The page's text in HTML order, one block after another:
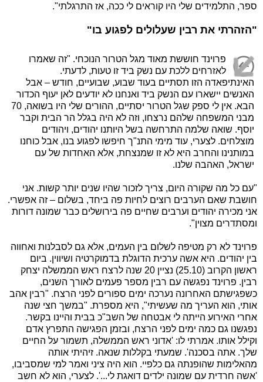
ספר, התלמידים שלי היו קוראים לי ככה, אז התרגלתי".
"הזהרתי את רבין שעלולים לפגוע בו"
פרוינד חוששת מאוד מגל הטרור הנוכחי. "זה שאמרו
לאזרחים ללכת עם נשק ביד זו טעות, לדעתי.
האינתיפאדה הזו תסתיים בעוד שבוע, שבועיים, חודש – אבל
האנשים יישארו עם הנשק ביד ואנחנו לא יודעים לאן יעוף הכדור
הבא. אין לי ספק שגל הטרור יסתיים, ההורים שלי היו בשואה, 70
מבני המשפחה שלהם נרצחו, וזה לא היה בגלל הר הבית וקבר
יוסף. שואה שלמה התרחשה בשל היותנו יהודים, ויהודים
מוצלחים. לצערי, עוד מימי התנ"ך חיפשו לפגוע בנו, אבל כוחנו
במותנינו והחרב היא לא זו שמנצחת, אלא האחדות של עם
ישראל, האהבה שלנו.
"עם כל מה שקורה היום, צריך לזכור שהיו שנים יותר קשות. אני
חושבת שאם הערבים רוצים לחיות פה ביחד, בשלום – זה אפשרי.
אני מכירה יהודים וערבים שחיים פה בירושלים כבר שמונה דורות
ומסתדרים מצוין".
פרוינד לא רק מטיפה לשלום בין העמים, אלא גם לסבלנות ואחווה
בין יהודים. היא אשה ערכית הדוגלת בדמוקרטיה ושיווין. ביום
ראשון הקרוב (25.10) נציין 20 שנה לרצח ראש הממשלה יצחק
רבין. פרוינד נפגשה עם רבין מספר פעמים לאורך השנים,
כשפגישתם האחרונה נערכה ימים ספורים לפני הרצח. "רבין אהב
אותי, הוא העריך מה שעשיתי", היא מספרת. "במשך חצי שנה
אחרי האירוע הייתה לי אבטחה של השב"כ בבית והיינו בקשר.
נפגשנו גם כמה ימים לפני הרצח, ובזמן הפגישה התפרץ אדם
וקילל אותו. אמרתי לו: 'אדוני ראש הממשלה, תשמור על החיים
שלך. אתה בסכנה'. שמעתי בקללות שנאה. זיהיתי אותה
מהאלימות שהופנתה גם כלפיי. הוא היה ציני ואמר למי שמסביבו,
'אשה חרדית עם שמונה ילדים דואגת לי...'. לצערי, הוא לא חשב